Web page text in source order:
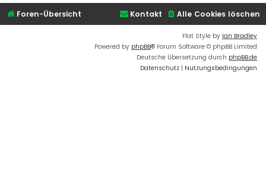
Foren-Übersicht Alle Cookies löschen
Kontakt
Flat Style by Ian Bradley
Powered by phpBB® Forum Software © phpBB Limited
Deutsche Übersetzung durch phpBB.de
Datenschutz | Nutzungsbedingungen